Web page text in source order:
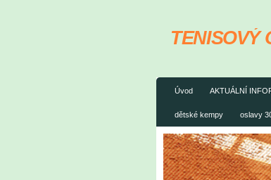
Úvod AKTUÁLNÍ
dětské kempy oslavy
TENISOVÝ